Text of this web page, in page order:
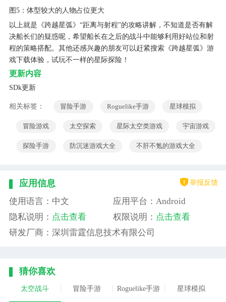
图5：体型较大的人物占位更大
以上就是《跨越星弧》“距离与射程”的攻略讲解，不知道是否有解
决船长们的疑惑呢，希望船长在之后的战斗中能够利用好站位和射
程的策略搭配。其他还感兴趣的朋友可以赶紧搜索《跨越星弧》游
戏下载体验，试玩不一样的星际探险！
更新内容
SDk更新
相关标签： 冒险手游 Roguelike手游 星球模拟
冒险游戏 太空探索 星际太空类游戏 宇宙游戏
探险手游 防沉迷游戏大全 不肝不氪的游戏大全
应用信息 举报反馈
使用语言：中文
应用平台：Android
隐私说明： 点击查看 权限说明： 点击查看
研发厂商：深圳雷霆信息技术有限公司
猜你喜欢
太空战斗 冒险手游 Roguelike手游 星球模拟